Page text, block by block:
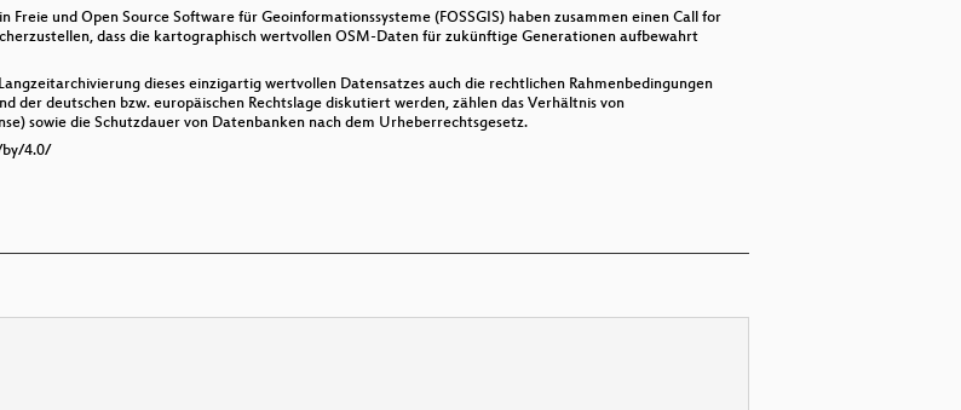
Freie und Open Source Software für Geoinformationssysteme (FOSSGIS) haben zusammen einen Call for
dass die kartographisch wertvollen OSM-Daten für zukünftige Generationen aufbewahrt
dieses einzigartig wertvollen Datensatzes auch die rechtlichen Rahmenbedingungen
der deutschen bzw. europäischen Rechtslage diskutiert werden, zählen das Verhältnis von
sowie die Schutzdauer von Datenbanken nach dem Urheberrechtsgesetz.
by/4.0/